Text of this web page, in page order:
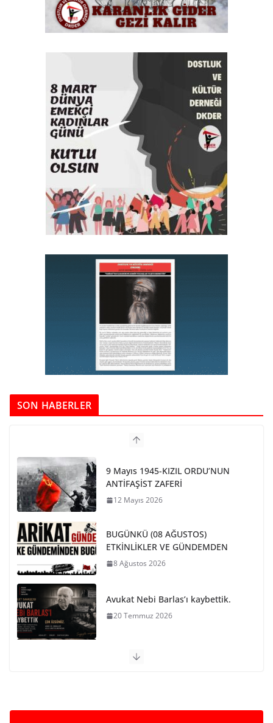
SON HABERLER
9 Mayıs 1945-KIZIL ORDU’NUN
ANTİFAŞİST ZAFERİ
12 Mayıs 2026
BUGÜNKÜ (08 AĞUSTOS)
ETKİNLİKLER VE GÜNDEMDEN
8 Ağustos 2026
Avukat Nebi Barlas’ı kaybettik.
20 Temmuz 2026
PARİS KOMÜNÜ SON BARİKAT